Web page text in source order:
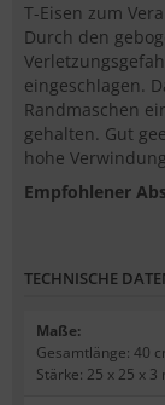
T-Eisen zum
Durch den
eingeschlagen.
Randmaschen
gehalten. Gut
hohe
Empfohlener
TECHNISCHE
Maße:
Gesamtlänge: 40
Stärke: 25 x 25 x 3